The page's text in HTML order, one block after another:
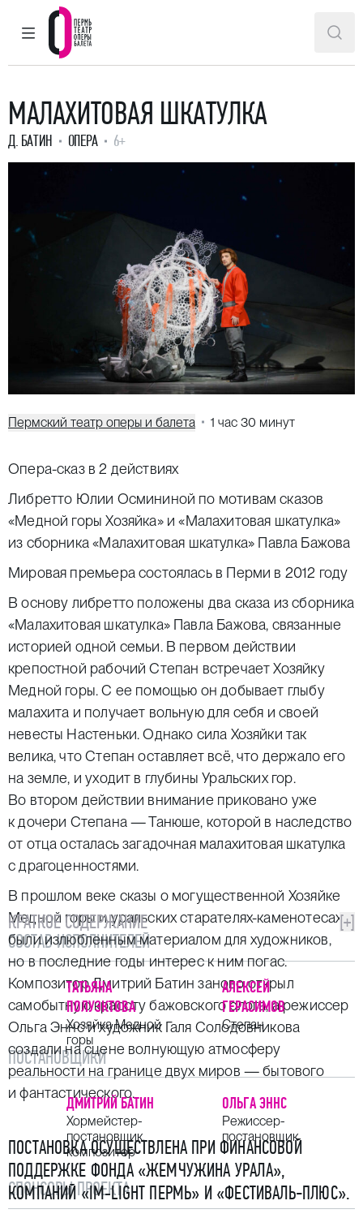
ГЛАВНОЕ МЕНЮ
Пермский театр оперы и балета
МАЛАХИТОВАЯ ШКАТУЛКА
Д. БАТИН ОПЕРА 6+
Пермский театр оперы и балета 1 час 30 минут
Опера-сказ в 2 действиях
Либретто Юлии Осмининой по мотивам сказов
«Медной горы Хозяйка» и «Малахитовая шкатулка»
из сборника «Малахитовая шкатулка» Павла Бажова
Мировая премьера состоялась в Перми в 2012 году
В основу либретто положены два сказа из сборника
«Малахитовая шкатулка» Павла Бажова, связанные
историей одной семьи. В первом действии
крепостной рабочий Степан встречает Хозяйку
Медной горы. С ее помощью он добывает глыбу
малахита и получает вольную для себя и своей
невесты Настеньки. Однако сила Хозяйки так
велика, что Степан оставляет всё, что держало его
на земле, и уходит в глубины Уральских гор.
Во втором действии внимание приковано уже
к дочери Степана — Танюше, которой в наследство
от отца осталась загадочная малахитовая шкатулка
с драгоценностями.
В прошлом веке сказы о могущественной Хозяйке
Медной горы и уральских старателях-каменотесах
были излюбленным материалом для художников,
но в последние годы интерес к ним погас.
Композитор Дмитрий Батин заново открыл
самобытную красоту бажовского слога, а режиссер
Ольга Эннс и художник Галя Солодовникова
создали на сцене волнующую атмосферу
реальности на границе двух миров — бытового
и фантастического.
ПОСТАНОВКА ОСУЩЕСТВЛЕНА ПРИ ФИНАНСОВОЙ
ПОДДЕРЖКЕ ФОНДА «ЖЕМЧУЖИНА УРАЛА»,
КОМПАНИЙ «IM‑LIGHT ПЕРМЬ» И «ФЕСТИВАЛЬ-ПЛЮС».
КРАТКОЕ СОДЕРЖАНИЕ
[+]
СОСТАВ ИСПОЛНИТЕЛЕЙ
ТАТЬЯНА
ПОЛУЭКТОВА
Хозяйка Медной
горы
АЛЕКСЕЙ
ГЕРАСИМОВ
Степан
ПОСТАНОВЩИКИ
ДМИТРИЙ БАТИН
Хормейстер-
постановщик,
композитор
ОЛЬГА ЭННС
Режиссер-
постановщик
СПОНСОРЫ ПРОЕКТА